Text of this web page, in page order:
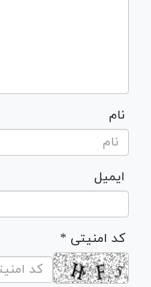
نام
ایمیل
* کد امنیتی